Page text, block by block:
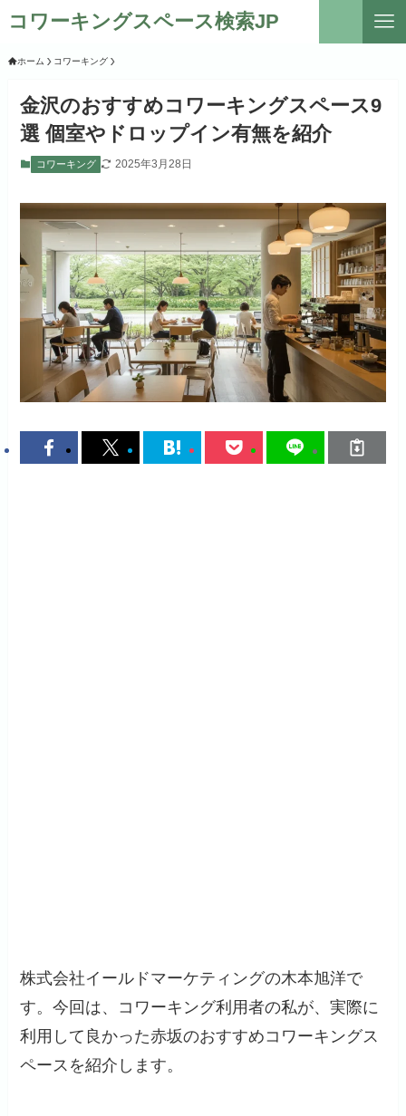
コワーキングスペース検索JP
ホーム コワーキング
金沢のおすすめコワーキングスペース9
選 個室やドロップイン有無を紹介
コワーキング 2025年3月28日
株式会社イールドマーケティングの木本旭洋で
す。今回は、コワーキング利用者の私が、実際に
利用して良かった赤坂のおすすめコワーキングス
ペースを紹介します。